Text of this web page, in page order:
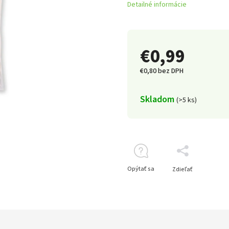
€0,99
€0,80 bez DPH
Skladom (>5 ks)
Detailné informácie
Opýtať sa Zdieľať